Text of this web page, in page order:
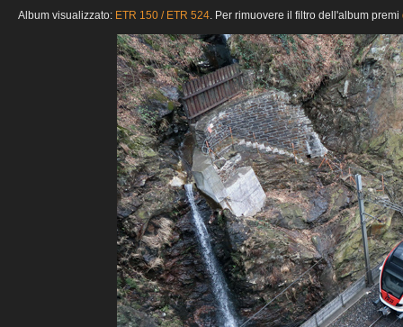
Album visualizzato: ETR 150 / ETR 524. Per rimuovere il filtro dell'album premi